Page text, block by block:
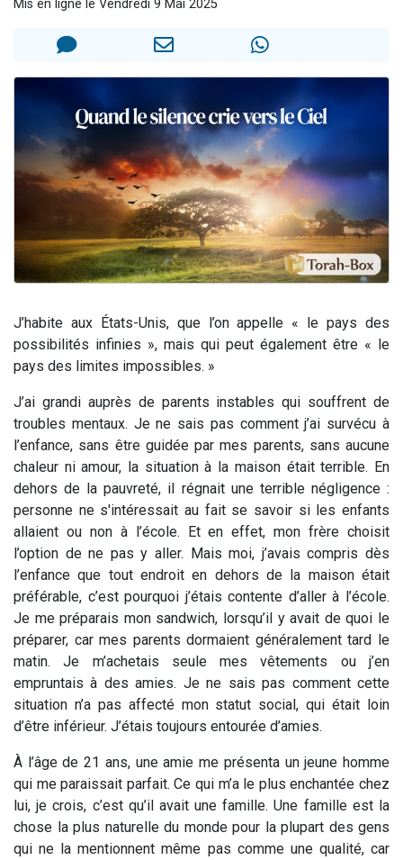
Odaya vient de donner son Maasser
2 personnes viennent de faire un don pour Tsédaka : pauvres d'Israel
Mis en ligne le Vendredi 9 Mai 2025
J’habite aux États-Unis, que l’on appelle « le pays des
possibilités infinies », mais qui peut également être « le
pays des limites impossibles. »
J’ai grandi auprès de parents instables qui souffrent de
troubles mentaux. Je ne sais pas comment j’ai survécu à
l’enfance, sans être guidée par mes parents, sans aucune
chaleur ni amour, la situation à la maison était terrible. En
dehors de la pauvreté, il régnait une terrible négligence :
personne ne s'intéressait au fait se savoir si les enfants
allaient ou non à l’école. Et en effet, mon frère choisit
l’option de ne pas y aller. Mais moi, j’avais compris dès
l’enfance que tout endroit en dehors de la maison était
préférable, c’est pourquoi j’étais contente d’aller à l’école.
Je me préparais mon sandwich, lorsqu’il y avait de quoi le
préparer, car mes parents dormaient généralement tard le
matin. Je m’achetais seule mes vêtements ou j’en
empruntais à des amies. Je ne sais pas comment cette
situation n’a pas affecté mon statut social, qui était loin
d’être inférieur. J’étais toujours entourée d’amies.
À l’âge de 21 ans, une amie me présenta un jeune homme
qui me paraissait parfait. Ce qui m’a le plus enchantée chez
lui, je crois, c’est qu’il avait une famille. Une famille est la
chose la plus naturelle du monde pour la plupart des gens
qui ne la mentionnent même pas comme une qualité, car